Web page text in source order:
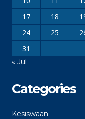
17
18
24
25
31
« Jul
Categories
Kesiswaan